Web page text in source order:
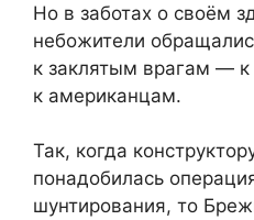
Но в заботах о своём
небожители
к заклятым врагам —
к американцам.
Так, когда
понадобилась
шунтирования, то